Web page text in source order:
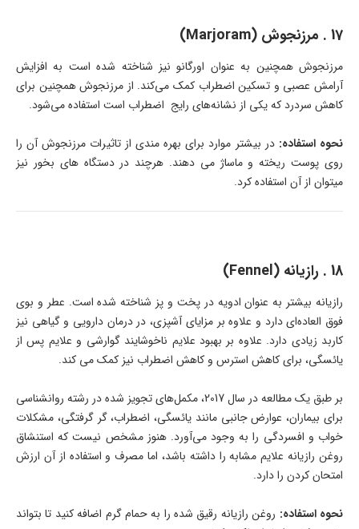
17 . مرزنجوش (Marjoram)
مرزنجوش همچنین به عنوان اورگانو نیز شناخته شده است به افزایش
آرامش عصبی و تسکین اضطراب کمک می‌کند. از مرزنجوش همچنین برای
کاهش سردرد که یکی از نشانه‌های رایج اضطراب است استفاده می‌شود.
نحوه استفاده: در بیشتر موارد برای بهره مندی از تاثیرات مرزنجوش آن را
روی پوست ریخته و ماساژ می دهند. هرچند در دستگاه های بخور نیز
میتوان از آن استفاده کرد.
18 . رازیانه (Fennel)
رازیانه بیشتر به عنوان ادویه در پخت و پز شناخته شده است. عطر و بوی
فوق العاده‌ای دارد و علاوه بر مزایای آشپزی، در درمان دارویی و گیاهی نیز
کاربد زیادی دارد. علاوه بر بهبود علایم ناخوشایند گوارشی و علایم پس از
یائسگی، برای کاهش استرس و کاهش اضطراب نیز کمک می کند.
بر طبق یک مطالعه در سال 2017، مکمل‌های تجویز شده در رشته روانشناسی
برای بیماران، عوارض جانبی مانند یائسگی، اضطراب، گر گرفتگی، مشکلات
خواب و افسردگی را به وجود می‌آورد. هنوز مشخص نیست که استنشاق
روغن رازیانه علایم مشابه را داشته باشد، اما مصرف و استفاده از آن ارزش
امتحان کردن را دارد.
نحوه استفاده: روغن رازیانه رقیق شده را به حمام گرم اضافه کنید تا بتواند